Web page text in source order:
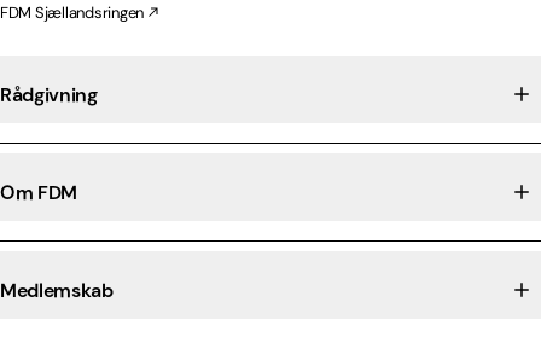
FDM Sjællandsringen
Rådgivning
Om FDM
Medlemskab